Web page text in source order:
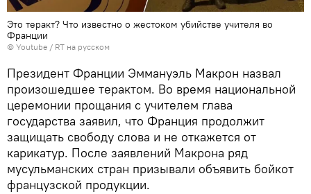
Это теракт? Что известно о жестоком убийстве учителя во
Франции
© Youtube / RT на русском
Президент Франции Эммануэль Макрон назвал
произошедшее терактом. Во время национальной
церемонии прощания с учителем глава
государства заявил, что Франция продолжит
защищать свободу слова и не откажется от
карикатур. После заявлений Макрона ряд
мусульманских стран призывали объявить бойкот
французской продукции.